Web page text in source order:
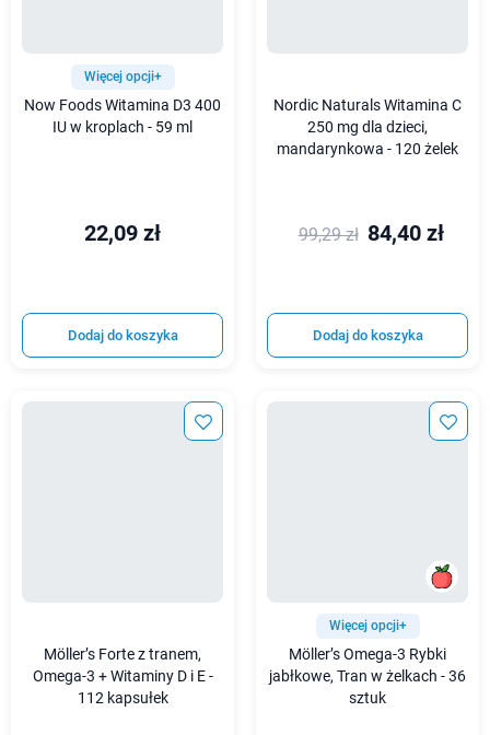
Więcej opcji+
Now Foods Witamina D3 400
IU w kroplach - 59 ml
22,09 zł
Dodaj do koszyka
Nordic Naturals Witamina C
250 mg dla dzieci,
mandarynkowa - 120 żelek
99,29 zł 84,40 zł
Dodaj do koszyka
Möller’s Forte z tranem,
Omega-3 + Witaminy D i E -
112 kapsułek
Więcej opcji+
Möller’s Omega-3 Rybki
jabłkowe, Tran w żelkach - 36
sztuk